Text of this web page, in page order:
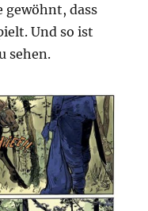
gewöhnt, dass
Und so ist
sehen.